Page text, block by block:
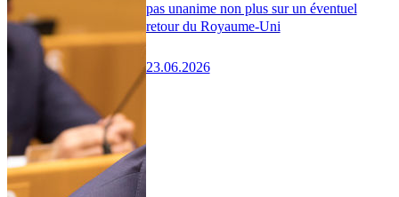
pas unanime non plus sur un éventuel
retour du Royaume-Uni
23.06.2026